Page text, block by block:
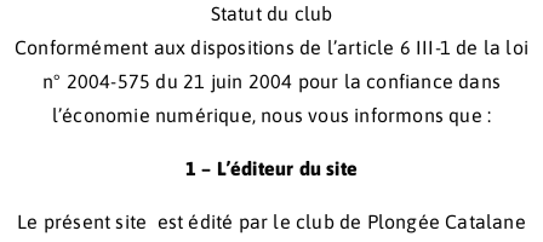
Statut du club
Conformément aux dispositions de l’article 6 III-1 de la loi
n° 2004-575 du 21 juin 2004 pour la confiance dans
l’économie numérique, nous vous informons que :
1 – L’éditeur du site
Le présent site est édité par le club de Plongée Catalane